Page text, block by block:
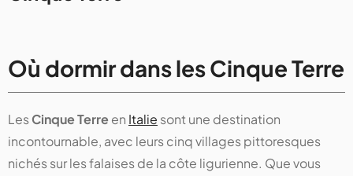
Où dormir dans les Cinque Terre
LesCinque Terreen Italie sont une destination
incontournable, avec leurs cinq villages pittoresques
nichés sur les falaises de la côte ligurienne. Que vous